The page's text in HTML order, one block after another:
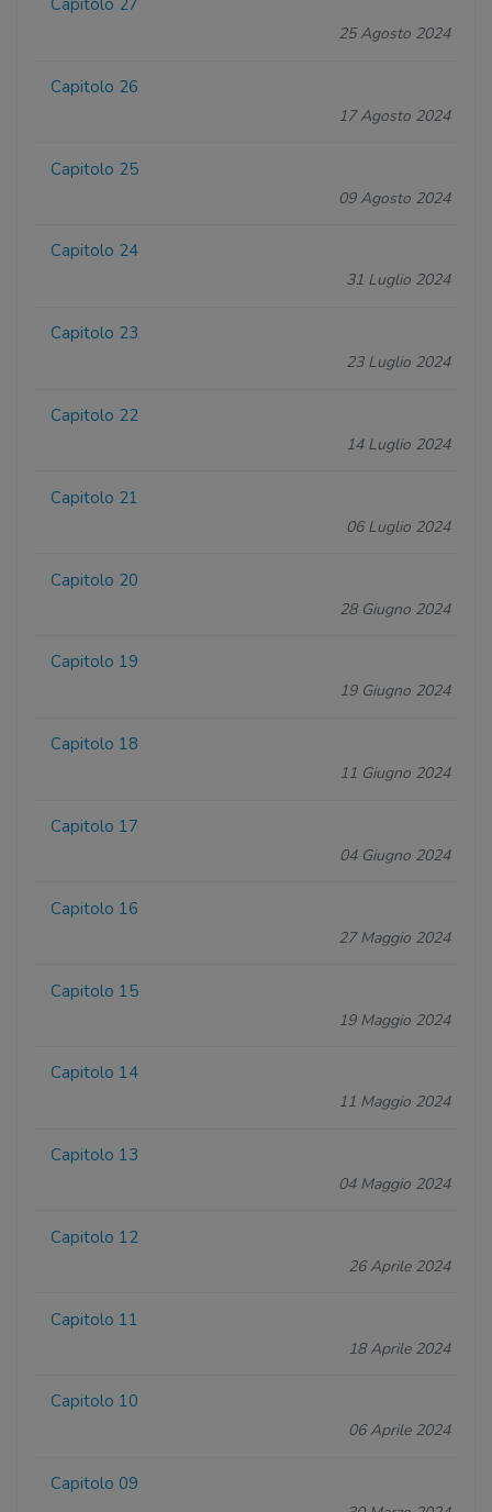
Capitolo 27
25 Agosto 2024
Capitolo 26
17 Agosto 2024
Capitolo 25
09 Agosto 2024
Capitolo 24
31 Luglio 2024
Capitolo 23
23 Luglio 2024
Capitolo 22
14 Luglio 2024
Capitolo 21
06 Luglio 2024
Capitolo 20
28 Giugno 2024
Capitolo 19
19 Giugno 2024
Capitolo 18
11 Giugno 2024
Capitolo 17
04 Giugno 2024
Capitolo 16
27 Maggio 2024
Capitolo 15
19 Maggio 2024
Capitolo 14
11 Maggio 2024
Capitolo 13
04 Maggio 2024
Capitolo 12
26 Aprile 2024
Capitolo 11
18 Aprile 2024
Capitolo 10
06 Aprile 2024
Capitolo 09